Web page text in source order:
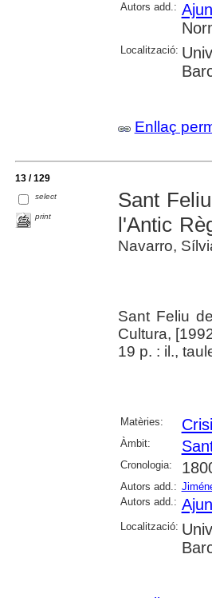
Autors add.:
Localització:
Enllaç
13 / 129
select
print
Sant
l'Antic
Navarro,
Sant Feliu
Cultura,
19 p. : il.,
Matèries:
Àmbit:
Cronologia:
Autors add.:
Autors add.:
Localització: